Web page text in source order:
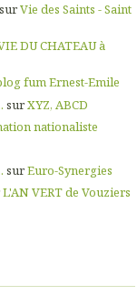
surVie des Saints - Saint
DU CHATEAU à
fum Ernest-Emile
surXYZ, ABCD
nationaliste
surEuro-Synergies
L'AN VERT de Vouziers